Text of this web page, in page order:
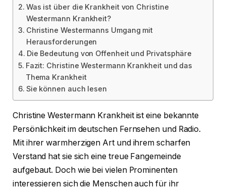
Was ist über die Krankheit von Christine
Westermann Krankheit?
Christine Westermanns Umgang mit
Herausforderungen
Die Bedeutung von Offenheit und Privatsphäre
Fazit: Christine Westermann Krankheit und das
Thema Krankheit
Sie können auch lesen
Christine Westermann Krankheit ist eine bekannte
Persönlichkeit im deutschen Fernsehen und Radio.
Mit ihrer warmherzigen Art und ihrem scharfen
Verstand hat sie sich eine treue Fangemeinde
aufgebaut. Doch wie bei vielen Prominenten
interessieren sich die Menschen auch für ihr